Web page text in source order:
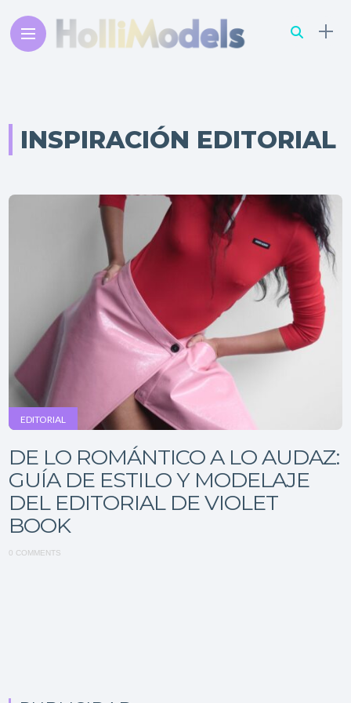
INSPIRACIÓN EDITORIAL
EDITORIAL
DE LO ROMÁNTICO A LO AUDAZ:
GUÍA DE ESTILO Y MODELAJE
DEL EDITORIAL DE VIOLET
BOOK
0 COMMENTS